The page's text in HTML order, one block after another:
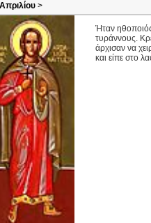
>
Ήταν
τυράννους.
άρχισαν να
και είπε στο